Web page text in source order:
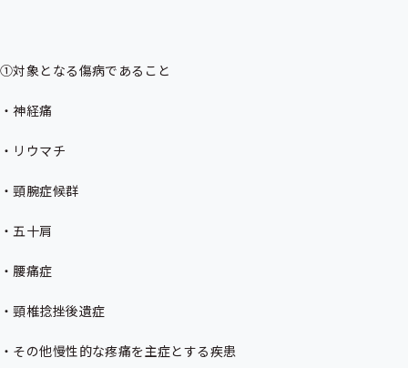
①対象となる傷病であること
・神経痛
・リウマチ
・頸腕症候群
・五十肩
・腰痛症
・頸椎捻挫後遺症
・その他慢性的な疼痛を主症とする疾患